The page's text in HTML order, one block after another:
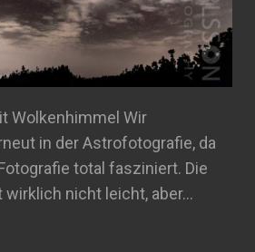
Wolkenhimmel Wir
in der Astrofotografie, da
total fasziniert. Die
nicht leicht, aber…